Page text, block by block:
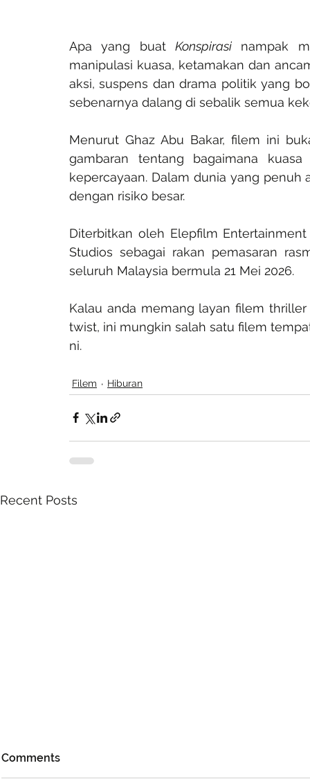
Apa yang buat Konspirasi nampak
manipulasi kuasa, ketamakan dan
aksi, suspens dan drama politik yang
sebenarnya dalang di sebalik semua
Menurut Ghaz Abu Bakar, filem ini
gambaran tentang bagaimana
kepercayaan. Dalam dunia yang
dengan risiko besar.
Diterbitkan oleh Elepfilm Entertainment
Studios sebagai rakan pemasaran
seluruh Malaysia bermula 21 Mei 2026.
Kalau anda memang layan filem
twist, ini mungkin salah satu filem
ni.
Filem Hiburan
Recent Posts
Comments